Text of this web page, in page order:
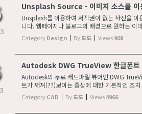
Unsplash Source - 이미지 소스를 이
Unsplash를 이용하여 저작권이 없는 사진을 이
니다. 웹페이지나 블로그의 배경으로 원하는 이
여지도록 이용하는 것입니다. 🏜🏖 기본 방법
s://source.unsplash.com/random 랜덤이미...
CategoryDesign By도도 Views908
Autodesk DWG TrueView 한글폰트
Autodesk의 무료 캐드파일 뷰어인 DWG
트가 깨져(??)보이는 증상에 대한 기본적인 조
윈도우에서 사용하는 폰트로 대체하면 됩니
Text Editor, Dictionary, and Font File...
CategoryCAD By도도 Views4966